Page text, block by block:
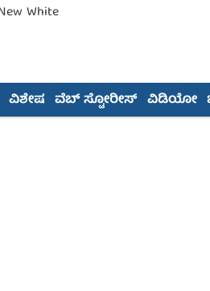
ವಿಶೇಷ ವೆಬ್ ಸ್ಟೋರೀಸ್ ವಿಡಿಯೋ